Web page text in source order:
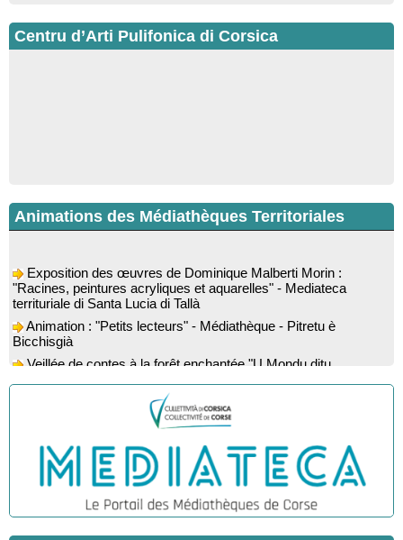
Centru d’Arti Pulifonica di Corsica
Animations des Médiathèques Territoriales
"Racines, peintures acryliques et aquarelles" - Mediateca
territuriale di Santa Lucia di Tallà
Bicchisgià
Veillée de contes à la forêt enchantée "U Mondu ditu
mignuleddu" par la Caravane de Conteurs - Currà
Colloque : "Taravu : terre de patrimoines", Regards sur le
patrimoine religieux, roman, thermal et littéraire - Spaziu Jean-
Marc Fiamma - A Sarra di Farru
Spectacle musical : "Viaghju in Corsica cù Regina & Bruno",
hommage au duo mythique de la chanson corse interprété par
Marie-Elsa Picciocchi (chant), Marc’Antò Belgodere (chant et
gutare) et Jacky Le Menn (claviers) - Salle des fêtes - Cuzzà
Lecture musicale : "Frida par les mots" proposée par la